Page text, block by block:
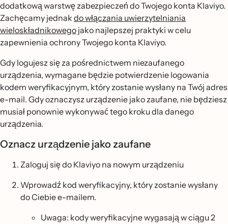
dodatkową warstwę zabezpieczeń do Twojego konta Klaviyo.
Zachęcamy jednak do włączania uwierzytelniania
wieloskładnikowego jako najlepszej praktyki w celu
zapewnienia ochrony Twojego konta Klaviyo.
Gdy logujesz się za pośrednictwem niezaufanego
urządzenia, wymagane będzie potwierdzenie logowania
kodem weryfikacyjnym, który zostanie wysłany na Twój adres
e-mail. Gdy oznaczysz urządzenie jako zaufane, nie będziesz
musiał ponownie wykonywać tego kroku dla danego
urządzenia.
Oznacz urządzenie jako zaufane
Zaloguj się do Klaviyo na nowym urządzeniu
Wprowadź kod weryfikacyjny, który zostanie wysłany
do Ciebie e-mailem.
Uwaga: kody weryfikacyjne wygasają w ciągu 2